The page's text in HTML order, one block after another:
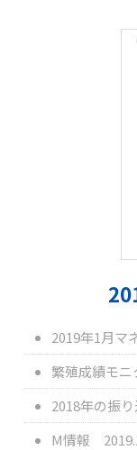
2019年1月マ
繁殖成績モ
2018年の振り
M情報